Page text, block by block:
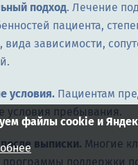
подход. Лечение
пациента,
вида зависимости,
условия. Пациентам
условия пребывания.
выписки. Многие
программы поддержки
файлы cookie и